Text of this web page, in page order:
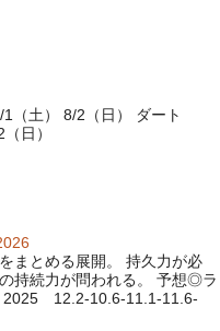
（土） 8/2（日） ダート
日）
まとめる展開。 持久力が必
持続力が問われる。 予想◎ラ
2025 12.2-10.6-11.1-11.6-